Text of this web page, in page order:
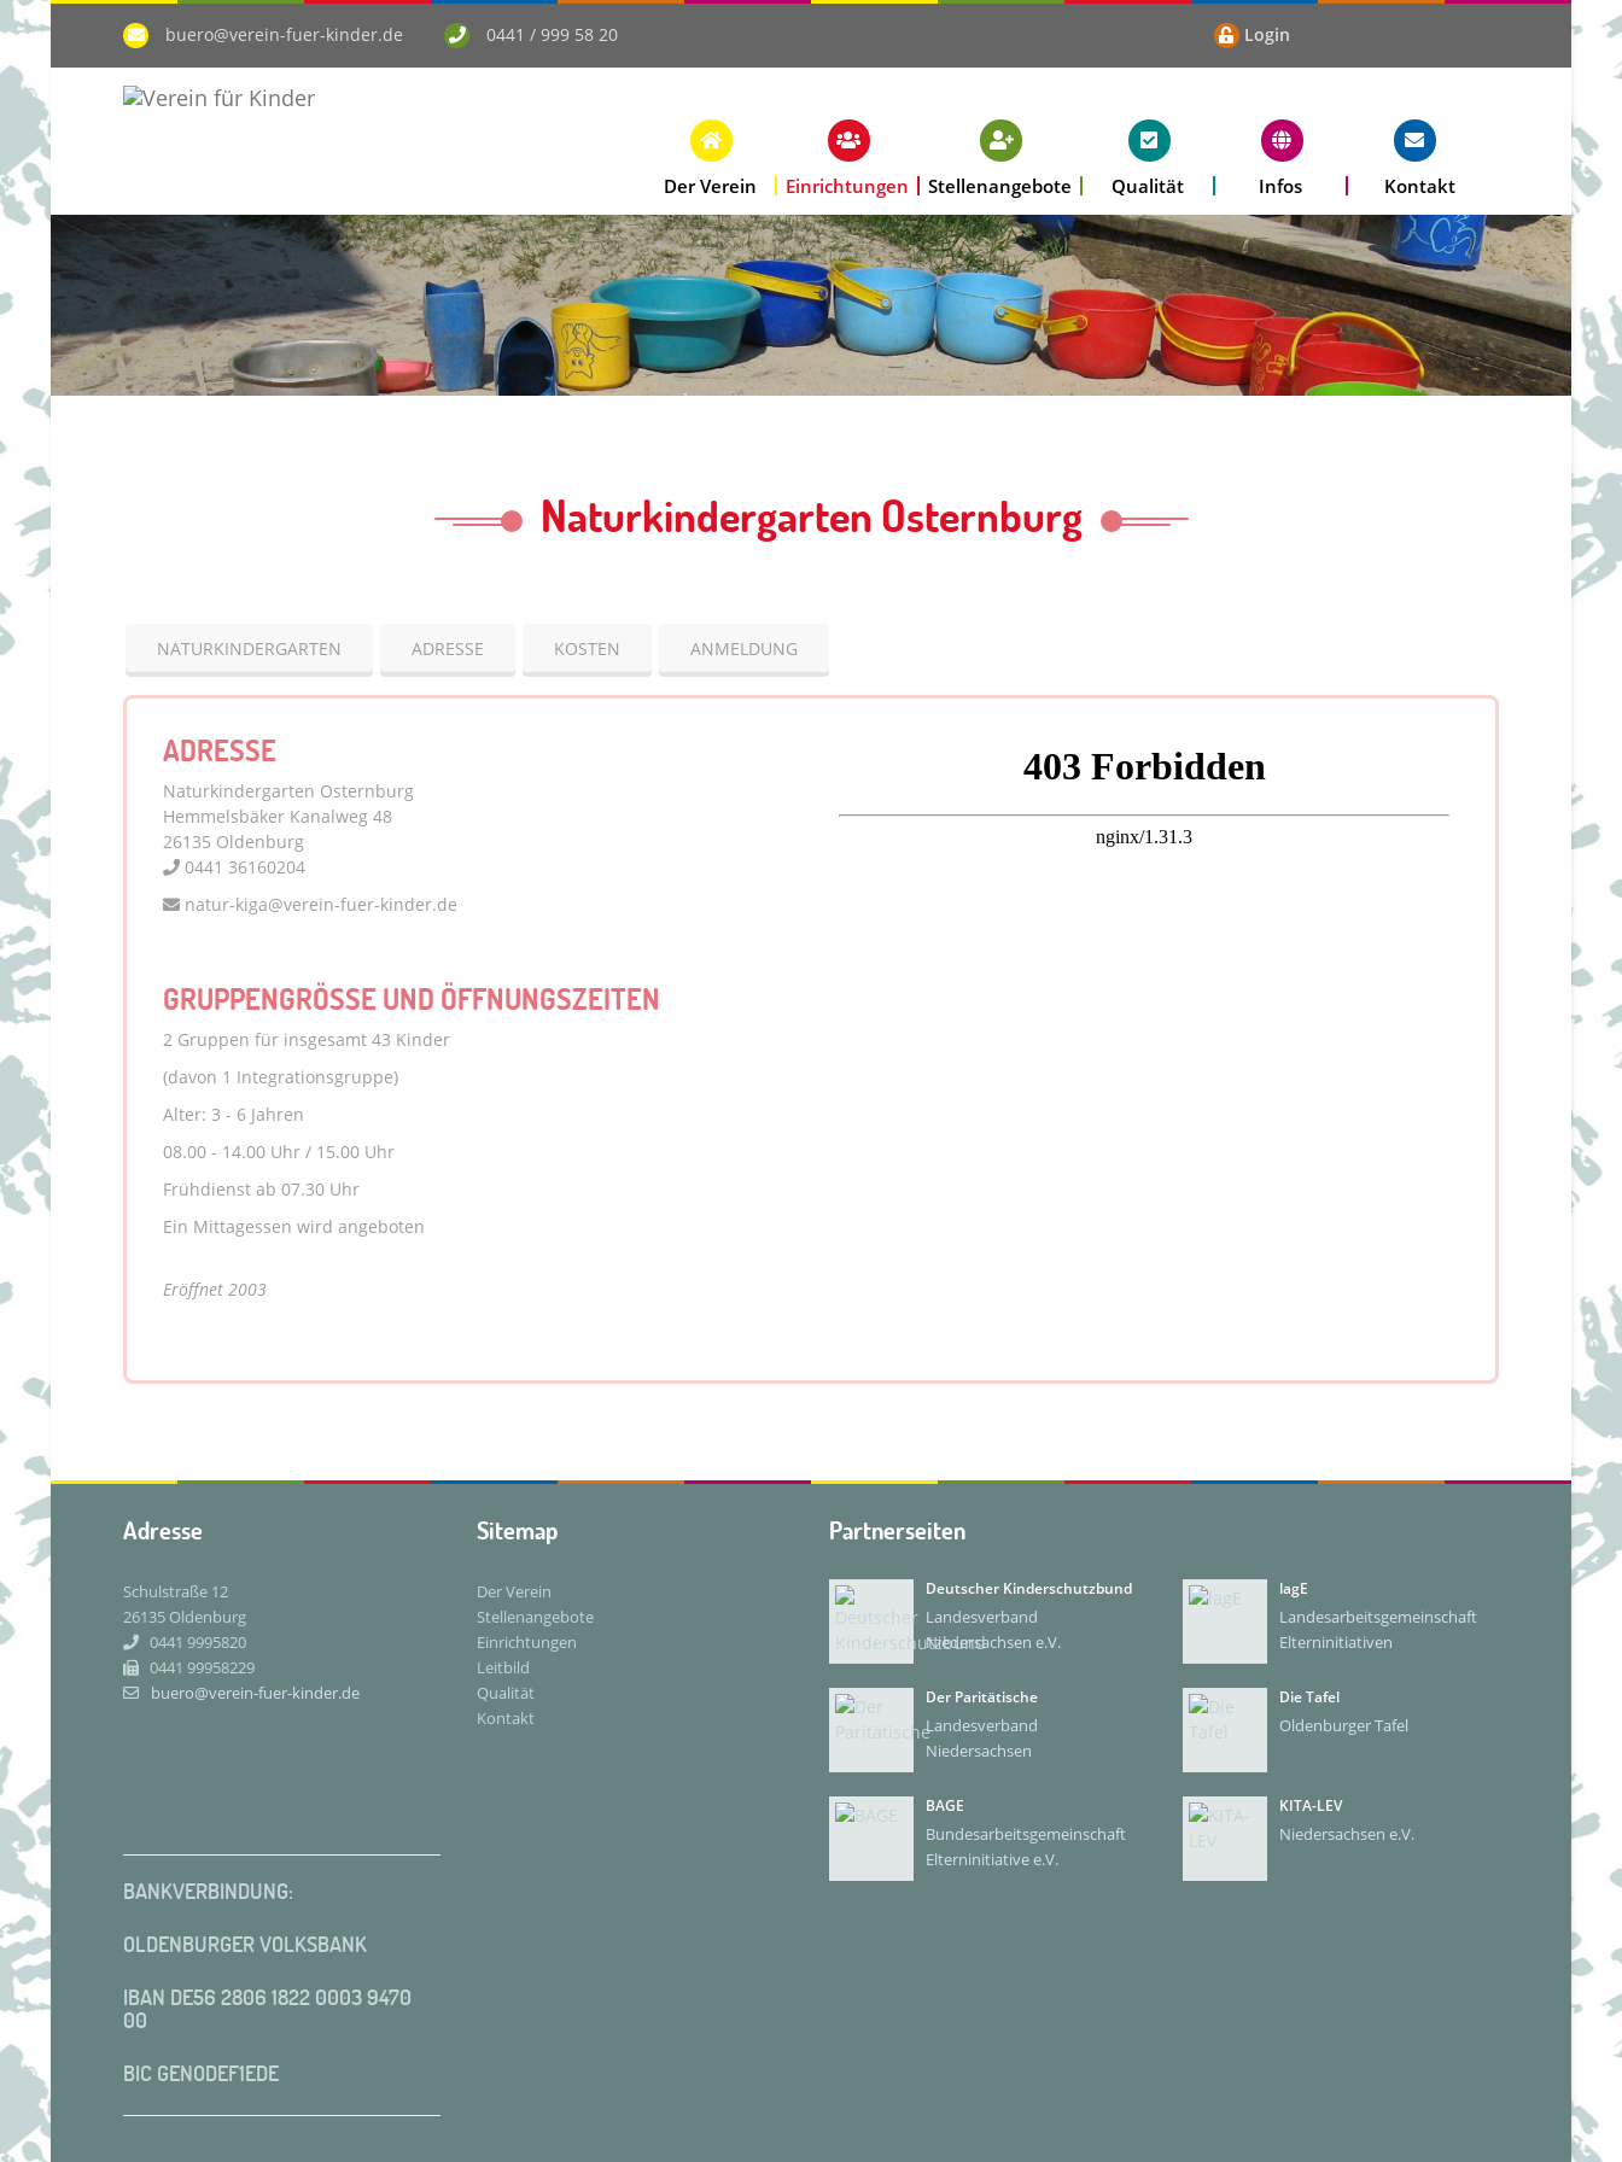
buero@verein-fuer-kinder.de 0441 / 999 58 20 Login
Der Verein Einrichtungen Stellenangebote Qualität Infos Kontakt
Naturkindergarten Osternburg
NATURKINDERGARTEN ADRESSE KOSTEN ANMELDUNG
ADRESSE
Naturkindergarten Osternburg
Hemmelsbäker Kanalweg 48
26135 Oldenburg
0441 36160204
natur-kiga@verein-fuer-kinder.de
GRUPPENGRÖSSE UND ÖFFNUNGSZEITEN
2 Gruppen für insgesamt 43 Kinder
(davon 1 Integrationsgruppe)
Alter: 3 - 6 Jahren
08.00 - 14.00 Uhr / 15.00 Uhr
Frühdienst ab 07.30 Uhr
Ein Mittagessen wird angeboten
Eröffnet 2003
Adresse
Schulstraße 12
26135 Oldenburg
0441 9995820
0441 99958229
buero@verein-fuer-kinder.de
BANKVERBINDUNG:
OLDENBURGER VOLKSBANK
IBAN DE56 2806 1822 0003 9470
00
BIC GENODEF1EDE
Sitemap
Der Verein
Stellenangebote
Einrichtungen
Leitbild
Qualität
Kontakt
Partnerseiten
Deutscher Kinderschutzbund
Landesverband
Niedersachsen e.V.
Der Paritätische
Landesverband
Niedersachsen
BAGE
Bundesarbeitsgemeinschaft
Elterninitiative e.V.
lagE
Landesarbeitsgemeinschaft
Elterninitiativen
Die Tafel
Oldenburger Tafel
KITA-LEV
Niedersachsen e.V.